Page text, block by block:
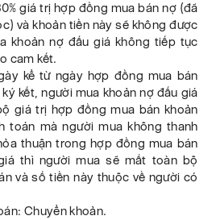
giá trị hợp đồng mua bán nợ (đã
và khoản tiền này sẽ không được
khoản nợ đấu giá không tiếp tục
cam kết.
kể từ ngày hợp đồng mua bán
kết, người mua khoản nợ đấu giá
giá trị hợp đồng mua bán khoản
toán mà người mua không thanh
thuận trong hợp đồng mua bán
thì người mua sẽ mất toàn bộ
và số tiền này thuộc về người có
Chuyển khoản.